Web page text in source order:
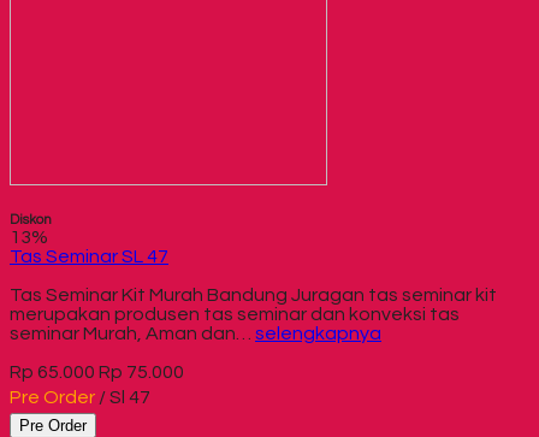
Diskon
13%
Tas Seminar SL 47
Tas Seminar Kit Murah Bandung Juragan tas seminar kit
merupakan produsen tas seminar dan konveksi tas
seminar Murah, Aman dan… selengkapnya
Rp 65.000 Rp 75.000
Pre Order / Sl 47
Pre Order